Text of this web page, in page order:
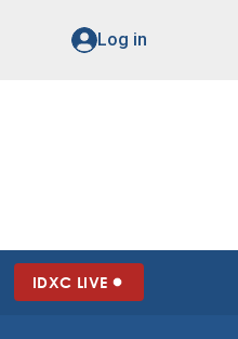
Log in
IDXC LIVE